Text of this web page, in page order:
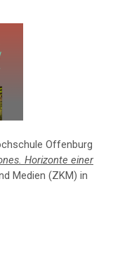
Offenburg
Horizonte einer
Medien (ZKM) in